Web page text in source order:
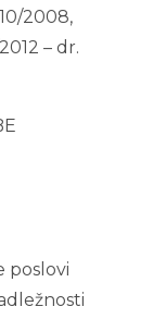
2008,
– dr.
poslovi